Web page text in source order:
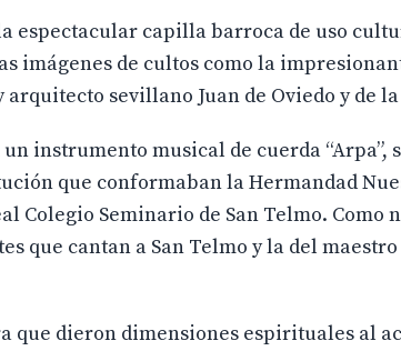
espectacular capilla barroca de uso
imágenes de cultos como la
sevillano Juan de Oviedo y de
instrumento musical de cuerda “Arpa”,
que conformaban la Hermandad
Colegio Seminario de San Telmo. Como
que cantan a San Telmo y la del
que dieron dimensiones espirituales al